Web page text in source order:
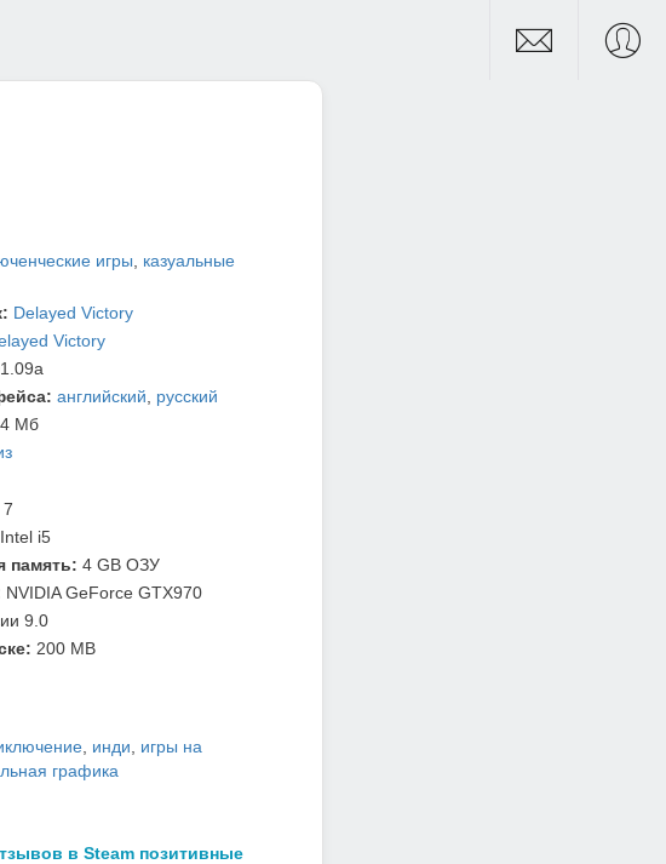
игры
казуальные
Delayed Victory
Victory
английский
русский
Мб
Intel i5
память: 4 GB ОЗУ
NVIDIA GeForce GTX970
9.0
200 MB
, инди
игры на
графика
в Steam позитивные